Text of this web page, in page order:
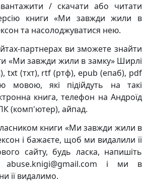
/ скачати або читати
книги «Ми завжди жили в
та насолоджуватися нею.
партнерах ви зможете знайти
«Ми завжди жили в замку» Ширлі
txt (тхт), rtf (ртф), epub (епаб), pdf
мовою, які підійдуть на такі
книга, телефон на Андроїд
(комп'ютер), айпад.
книги «Ми завжди жили в
і бажаєте, щоб ми видалили її
сайту, будь ласка, напишіть
і ми в
її видалимо.